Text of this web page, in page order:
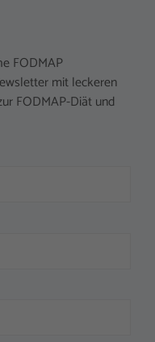
FODMAP
mit leckeren
FODMAP-Diät und